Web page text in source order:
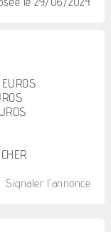
Signaler l'annonce